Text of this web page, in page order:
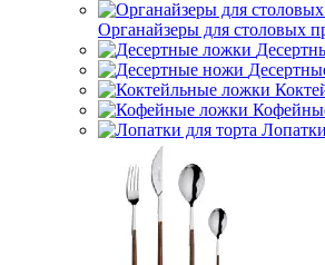
Органайзеры для столовых